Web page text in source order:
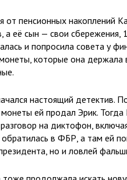
от пенсионных накоплений
а её сын — свои сбережения,
и попросила совета у
которые она держала
настоящий детектив.
монеты ей продал Эрик.
на диктофон,
в ФБР, а там ей
но и ловлей